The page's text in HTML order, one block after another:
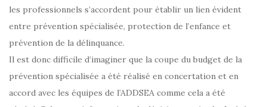
les professionnels s’accordent pour établir un lien évident
entre prévention spécialisée, protection de l’enfance et
prévention de la délinquance.
Il est donc difficile d’imaginer que la coupe du budget de la
prévention spécialisée a été réalisé en concertation et en
accord avec les équipes de l’ADDSEA comme cela a été